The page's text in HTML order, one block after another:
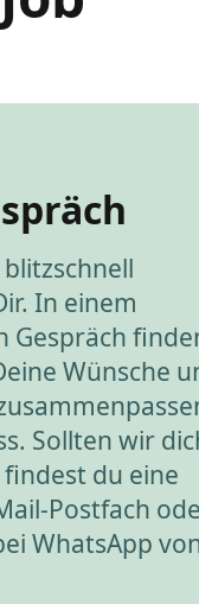
In einem
Gespräch
Wünsche
Sollten wir
du eine
Postfach
WhatsApp